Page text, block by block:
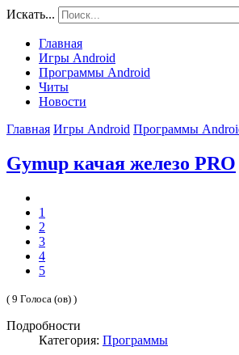
Искать...
Главная
Игры Android
Программы Android
Читы
Новости
Главная Игры Android Программы
Gymup качая железо PRO
1
2
3
4
5
( 9 Голоса (ов) )
Подробности
Категория: Программы